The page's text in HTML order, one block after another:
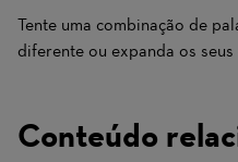
Tente uma combinação de
diferente ou expanda os
Conteúdo